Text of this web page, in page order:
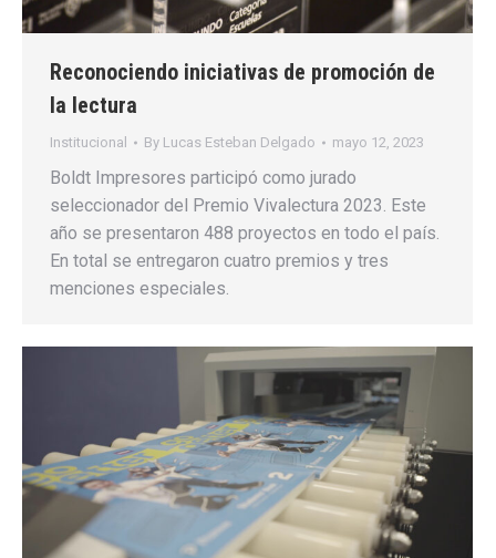
Reconociendo iniciativas de promoción de
la lectura
Institucional By Lucas Esteban Delgado mayo 12, 2023
Boldt Impresores participó como jurado
seleccionador del Premio Vivalectura 2023. Este
año se presentaron 488 proyectos en todo el país.
En total se entregaron cuatro premios y tres
menciones especiales.